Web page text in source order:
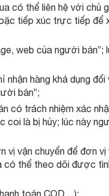
có thể liên hệ với chủ
tiếp xúc trực tiếp để
web của người bán”;
hàng khả dụng đối
bán”;
có trách nhiệm xác
coi là bị hủy; lúc này
vị vận chuyển để đơn vị
có thể theo dõi được
toán COD,...);